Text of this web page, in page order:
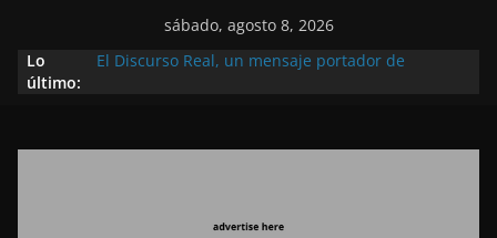
sábado, agosto 8, 2026
Lo
último:
El Discurso Real, un mensaje portador de
Extranjero: al servicio de los grandes proyectos de